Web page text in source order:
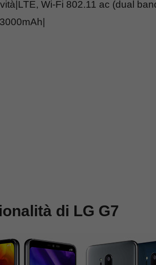
Wi-Fi 802.11 ac (dual
di LG G7